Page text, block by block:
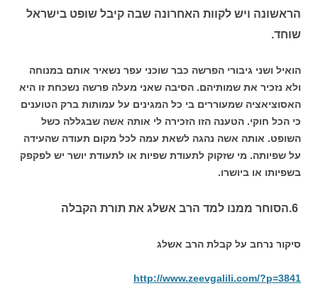
הראשונה ויש לקוות האחרונה שבה קיבל שופט בישראל
שוחד.
הואיל ושני גיבורי הפרשה כבר שוכני עפר נשאיר אותם במנוחה
ולא נזכיר את שמותיהם. הסיבה שאני מעלה פרשה נשכחת זו היא
האסוציאציה שמעוררים בי כל המגינים על עמותות ברק הטוענים
כי הכל חוקי. הטענה הזו הזכירה לי אותה אשה שבגללה כשל
השופט. אותה אשה נהגה לשאת עמה לכל מקום תעודה שהעידה
על שפיותה. מי שזקוק לתעודת שפיות או לתעודת יושר יש לפקפק
בשפיותו או ביושרו.
סיקור נרחב על קבלת הרב אשלג
http://www.zeevgalili.com/?p=3841